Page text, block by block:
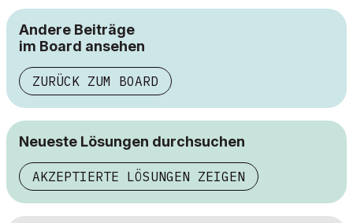
Andere Beiträge
im Board ansehen
ZURÜCK ZUM BOARD
Neueste Lösungen durchsuchen
AKZEPTIERTE LÖSUNGEN ZEIGEN